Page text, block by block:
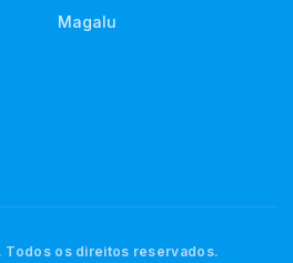
Magalu
Todos os direitos reservados.